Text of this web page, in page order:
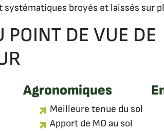
systématiques broyés et laissés sur
POINT DE VUE DE
Agronomiques
Meilleure tenue du sol
Apport de MO au sol